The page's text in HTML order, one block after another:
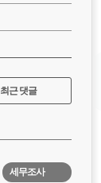
최근 댓글
세무조사